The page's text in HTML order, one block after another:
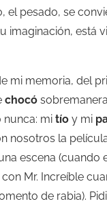
el pesado, se
imaginación, está
mi memoria, del
chocó
nunca: mi tío y mi
nosotros la
escena (cuando
Mr. Increíble
de rabia).